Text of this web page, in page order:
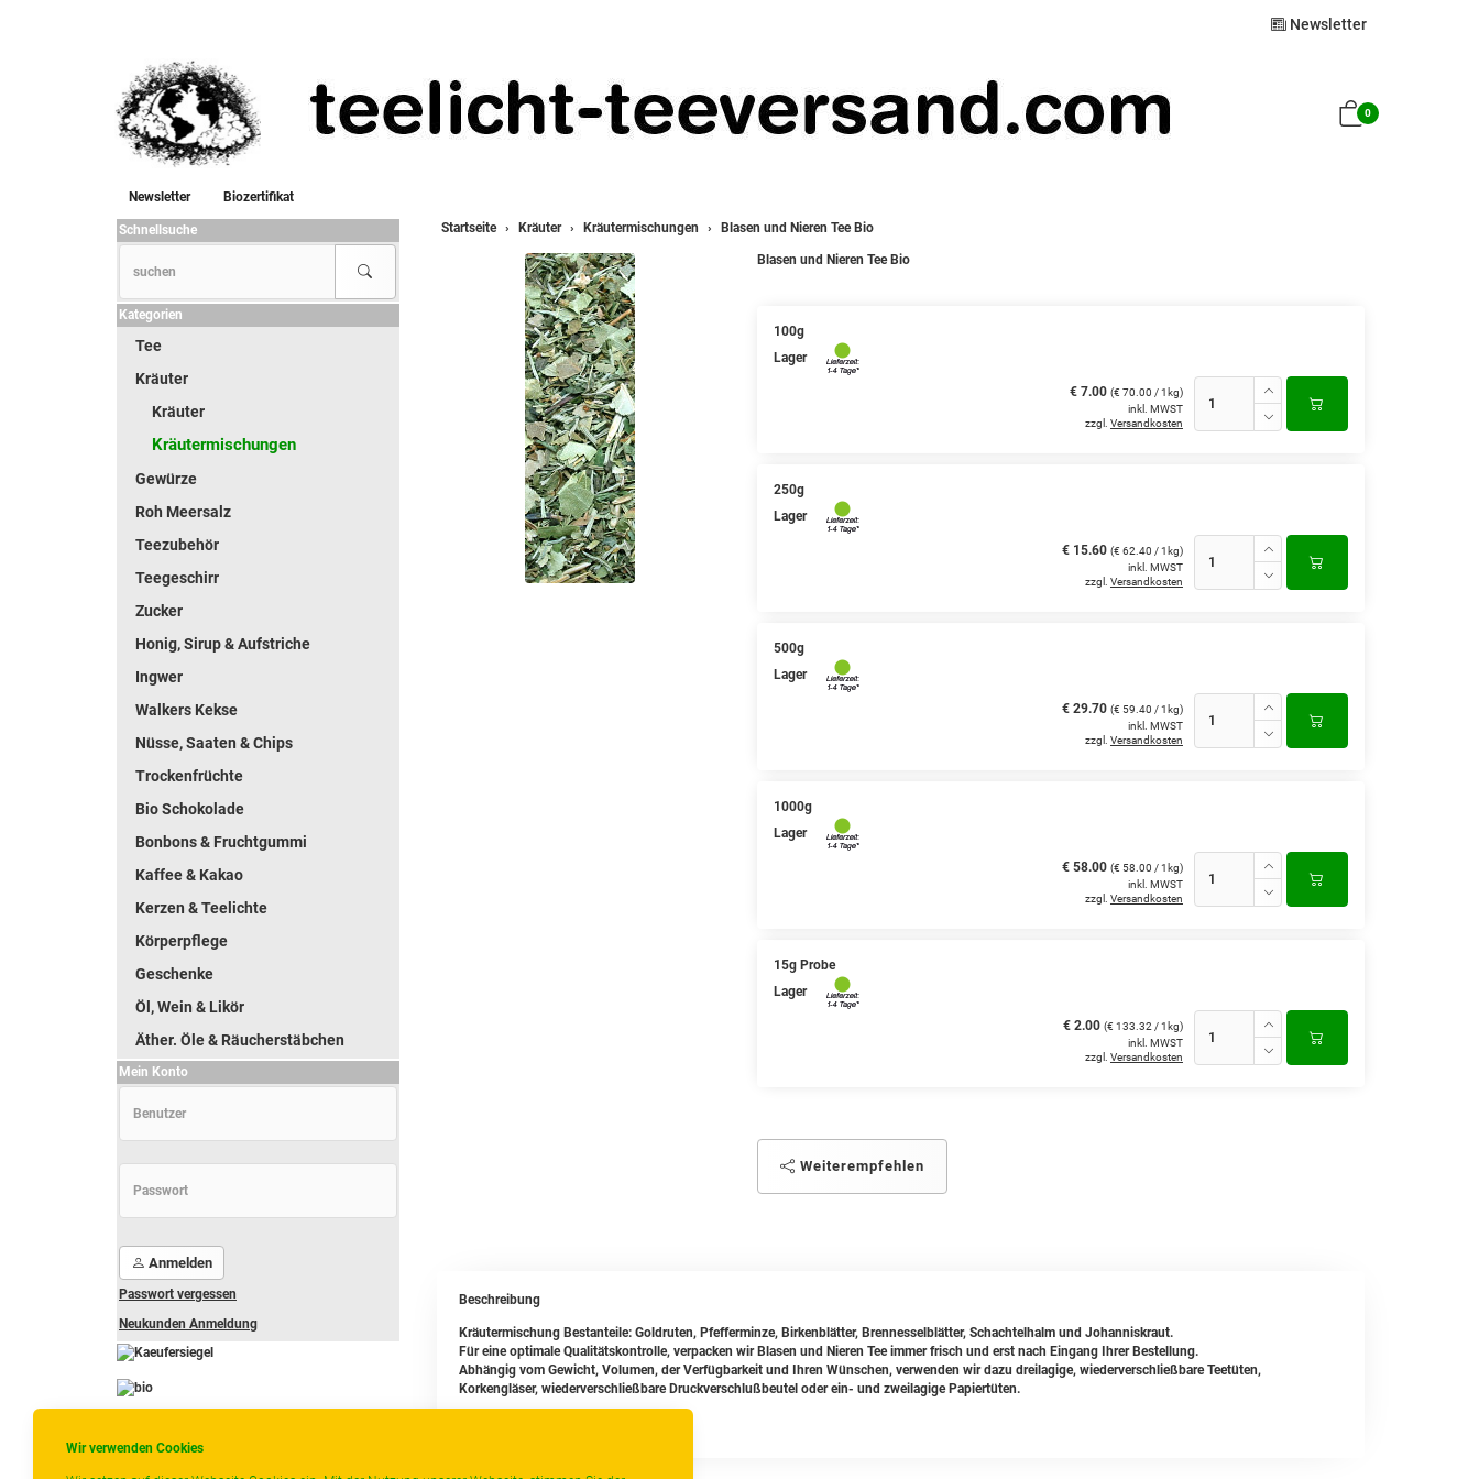
Wir verwenden Cookies
Newsletter
0
Newsletter
Biozertifikat
Startseite
Kräuter Kräutermischungen Blasen und Nieren Tee Bio
Blasen und Nieren Tee Bio
100g
Lager
€ 7.00 (€ 70.00 / 1kg)
inkl. MWST
zzgl. Versandkosten
250g
Lager
€ 15.60 (€ 62.40 / 1kg)
inkl. MWST
zzgl. Versandkosten
500g
Lager
€ 29.70 (€ 59.40 / 1kg)
inkl. MWST
zzgl. Versandkosten
1000g
Lager
€ 58.00 (€ 58.00 / 1kg)
inkl. MWST
zzgl. Versandkosten
15g Probe
Lager
€ 2.00 (€ 133.32 / 1kg)
inkl. MWST
zzgl. Versandkosten
Weiterempfehlen
Beschreibung
Kräutermischung Bestanteile: Goldruten, Pfefferminze, Birkenblätter, Brennesselblätter, Schachtelhalm und Johanniskraut.
Für eine optimale Qualitätskontrolle, verpacken wir Blasen und Nieren Tee immer frisch und erst nach Eingang Ihrer Bestellung.
Abhängig vom Gewicht, Volumen, der Verfügbarkeit und Ihren Wünschen, verwenden wir dazu dreilagige, wiederverschließbare Teetüten,
Korkengläser, wiederverschließbare Druckverschlußbeutel oder ein- und zweilagige Papiertüten.
Schnellsuche
Kategorien
Tee
Kräuter
Kräuter
Kräutermischungen
Gewürze
Roh Meersalz
Teezubehör
Teegeschirr
Zucker
Honig, Sirup & Aufstriche
Ingwer
Walkers Kekse
Nüsse, Saaten & Chips
Trockenfrüchte
Bio Schokolade
Bonbons & Fruchtgummi
Kaffee & Kakao
Kerzen & Teelichte
Körperpflege
Geschenke
Öl, Wein & Likör
Äther. Öle & Räucherstäbchen
Mein Konto
Anmelden
Passwort vergessen
Neukunden Anmeldung